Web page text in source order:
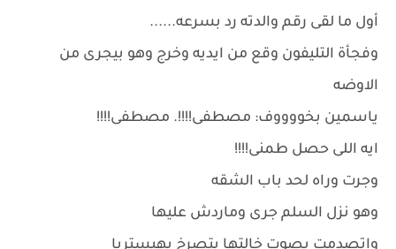
أول ما لقى رقم والدته رد بسرعه......
وفجأة التليفون وقع من ايديه وخرج وهو بيجرى من
الاوضه
ياسمين بخووووف: مصطفى!!!!. مصطفى!!!!
ايه اللى حصل طمنى!!!!
وجرت وراه لحد باب الشقه
وهو نزل السلم جرى وماردش عليها
واتصدمت بصوت خالتها بتصرخ بهيستريا